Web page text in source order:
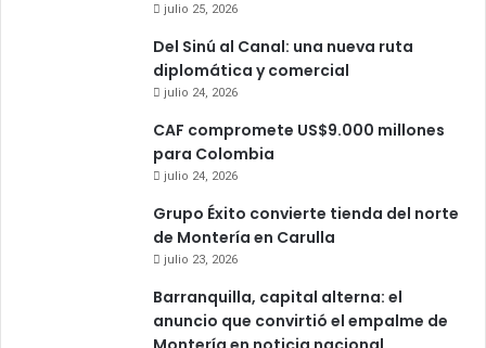
julio 25, 2026
Del Sinú al Canal: una nueva ruta
diplomática y comercial
julio 24, 2026
CAF compromete US$9.000 millones
para Colombia
julio 24, 2026
Grupo Éxito convierte tienda del norte
de Montería en Carulla
julio 23, 2026
Barranquilla, capital alterna: el
anuncio que convirtió el empalme de